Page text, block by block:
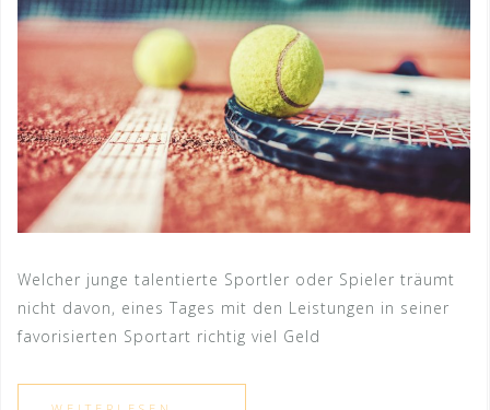
Welcher junge talentierte Sportler oder Spieler träumt
nicht davon, eines Tages mit den Leistungen in seiner
favorisierten Sportart richtig viel Geld